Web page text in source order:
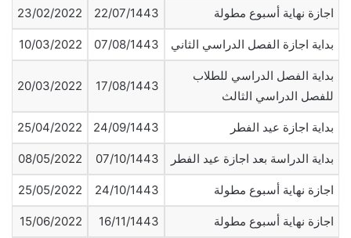
اجازة نهاية أسبوع مطولة 22/07/1443
23/02/2022
بداية اجازة الفصل الدراسي الثاني 07/08/1443
10/03/2022
بداية الفصل الدراسي للطلاب
للفصل الدراسي الثالث
17/08/1443
20/03/2022
بداية اجازة عيد الفطر 24/09/1443
25/04/2022
بداية الدراسة بعد اجازة عيد الفطر 07/10/1443
08/05/2022
اجازة نهاية أسبوع مطولة 24/10/1443
25/05/2022
اجازة نهاية أسبوع مطولة 16/11/1443
15/06/2022